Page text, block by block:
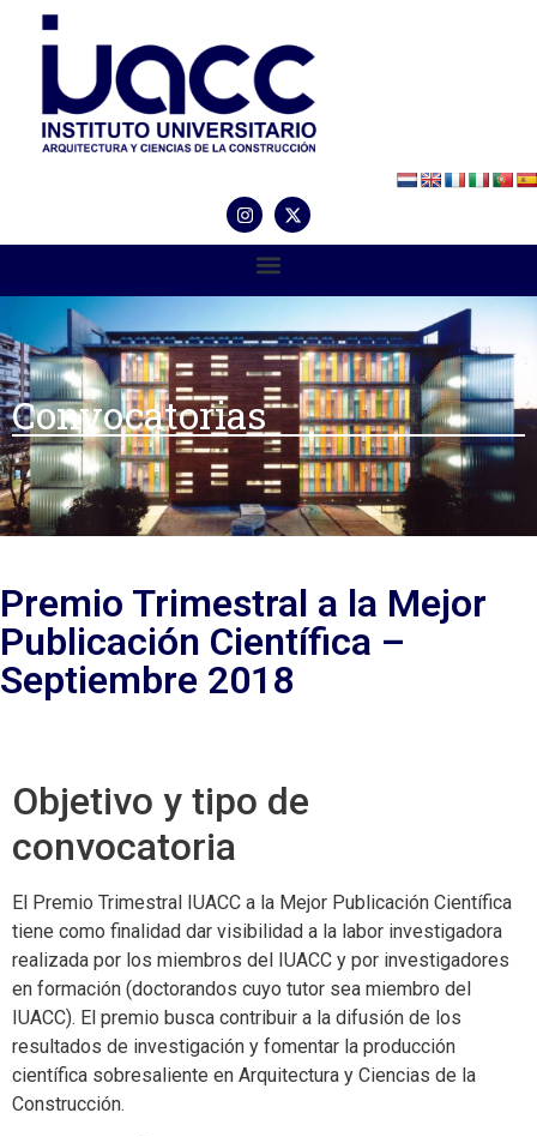
Convocatorias
Premio Trimestral a la Mejor
Publicación Científica –
Septiembre 2018
Objetivo y tipo de
convocatoria
El Premio Trimestral IUACC a la Mejor Publicación Científica
tiene como finalidad dar visibilidad a la labor investigadora
realizada por los miembros del IUACC y por investigadores
en formación (doctorandos cuyo tutor sea miembro del
IUACC). El premio busca contribuir a la difusión de los
resultados de investigación y fomentar la producción
científica sobresaliente en Arquitectura y Ciencias de la
Construcción.